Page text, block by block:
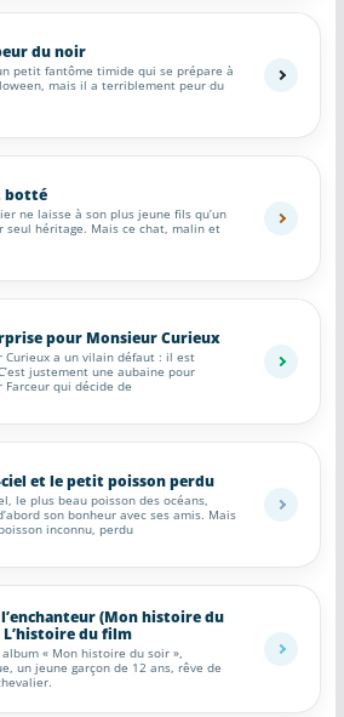
du noir
petit fantôme timide qui se prépare à
mais il a terriblement peur du
botté
ne laisse à son plus jeune fils qu’un
seul héritage. Mais ce chat, malin et
pour Monsieur Curieux
Curieux a un vilain défaut : il est
justement une aubaine pour
Farceur qui décide de
et le petit poisson perdu
le plus beau poisson des océans,
son bonheur avec ses amis. Mais
inconnu, perdu
(Mon histoire du
du film
album « Mon histoire du soir »,
un jeune garçon de 12 ans, rêve de